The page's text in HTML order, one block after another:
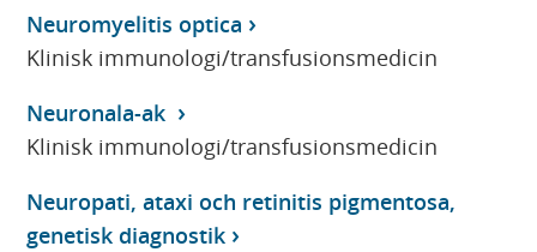
Neuromyelitis optica
Klinisk immunologi/transfusionsmedicin
Neuronala-ak
Klinisk immunologi/transfusionsmedicin
Neuropati, ataxi och retinitis pigmentosa,
genetisk diagnostik